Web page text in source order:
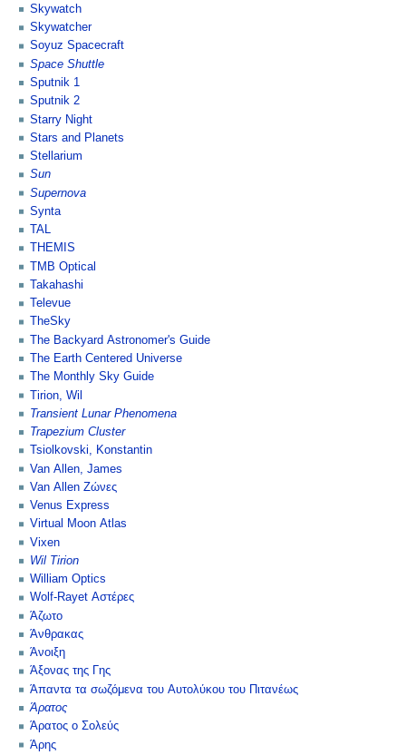
Skywatch
Skywatcher
Soyuz Spacecraft
Space Shuttle
Sputnik 1
Sputnik 2
Starry Night
Stars and Planets
Stellarium
Sun
Supernova
Synta
TAL
THEMIS
TMB Optical
Takahashi
Televue
TheSky
The Backyard Astronomer's Guide
The Earth Centered Universe
The Monthly Sky Guide
Tirion, Wil
Transient Lunar Phenomena
Trapezium Cluster
Tsiolkovski, Konstantin
Van Allen, James
Van Allen Ζώνες
Venus Express
Virtual Moon Atlas
Vixen
Wil Tirion
William Optics
Wolf-Rayet Αστέρες
Άζωτο
Άνθρακας
Άνοιξη
Άξονας της Γης
Άπαντα τα σωζόμενα του Αυτολύκου του Πιτανέως
Άρατος
Άρατος ο Σολεύς
Άρης